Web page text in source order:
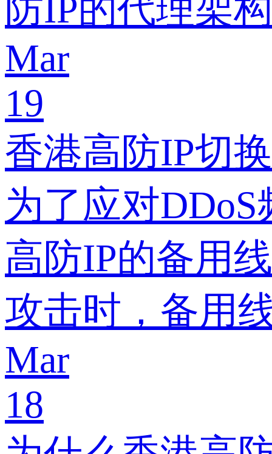
防IP的代理架
Mar
19
香港高防IP切
为了应对
高防IP的备用
攻击时，备用
Mar
18